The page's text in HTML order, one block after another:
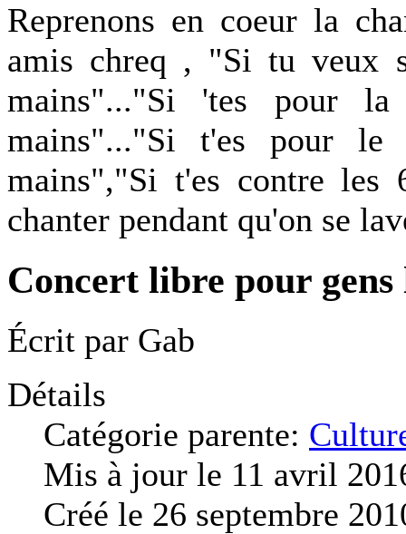
Reprenons en coeur la
amis chreq , "Si tu veux
mains"..."Si 'tes pour
mains"..."Si t'es pour le
mains","Si t'es contre les
chanter pendant qu'on se
Concert libre pour
Écrit par Gab
Détails
Catégorie parente:
Mis à jour le 11 avril
Créé le 26 septembre